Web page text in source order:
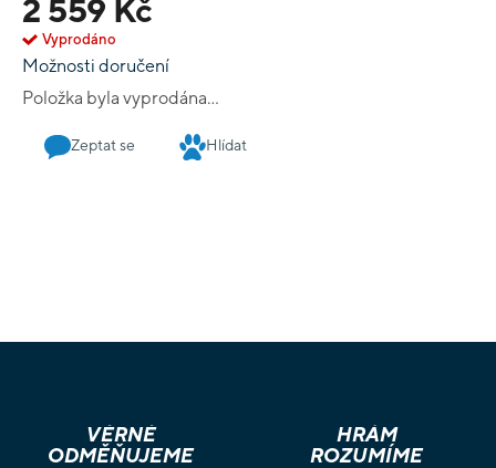
2 559 Kč
Vyprodáno
Možnosti doručení
Položka byla vyprodána…
Zeptat se Hlídat
VĚRNÉ
ODMĚŇUJEME
HRÁM
ROZUMÍME